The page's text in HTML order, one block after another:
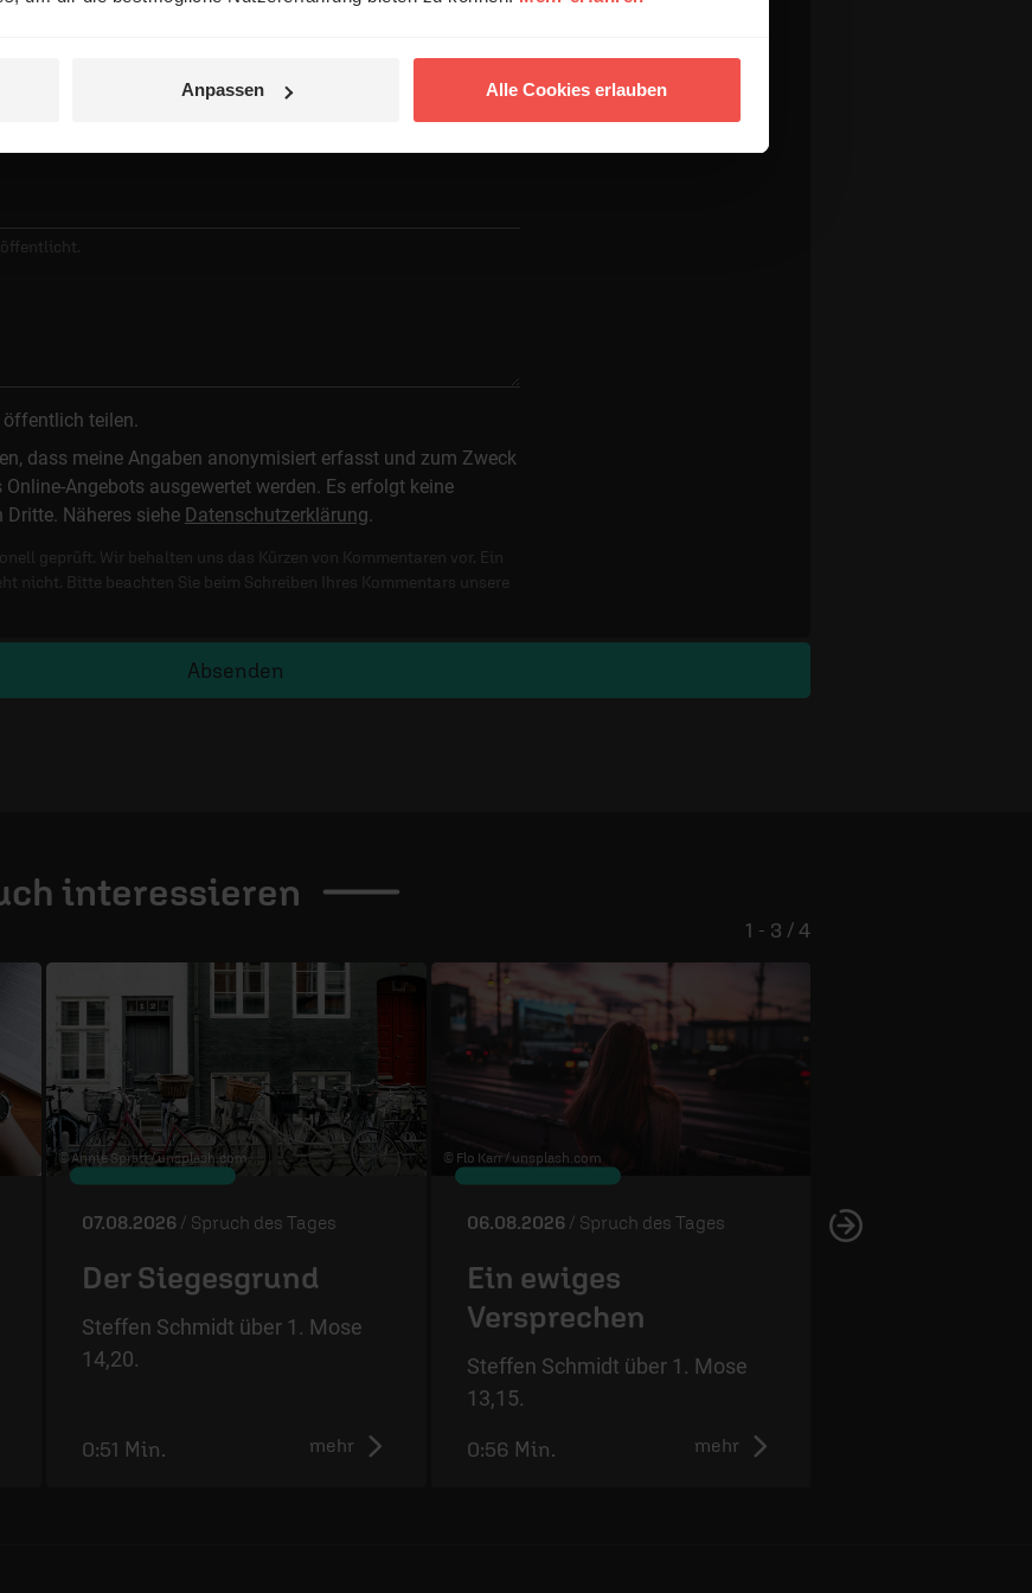
Anpassen Alle Cookies erlauben
teilen.
dass meine Angaben anonymisiert erfasst und zum Zweck
Online-Angebots ausgewertet werden. Es erfolgt keine
Dritte. Näheres siehe Datenschutzerklärung.
geprüft. Wir behalten uns das Kürzen von Kommentaren vor. Ein
nicht. Bitte beachten Sie beim Schreiben Ihres Kommentars unsere
Absenden
interessieren
© Annie Spratt /unsplash.com
07.08.2026 / Spruch des Tages
Der Siegesgrund
Steffen Schmidt über 1. Mose
14,20.
mehr
0:51 Min.
© Flo Karr / unsplash.com
06.08.2026 / Spruch des Tages
Ein ewiges
Versprechen
Steffen Schmidt über 1. Mose
13,15.
mehr
0:56 Min.
05.08.2026
1 - 3 / 4